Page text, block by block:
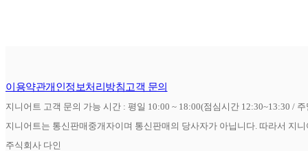
이용약관개인정보처리방침고객 문의
지니어트 고객 문의 가능 시간 : 평일 10:00 ~ 18:00(점심시간 12:30~13:30 /
지니어트는 통신판매중개자이며 통신판매의 당사자가 아닙니다. 따라서 지
주식회사 다인